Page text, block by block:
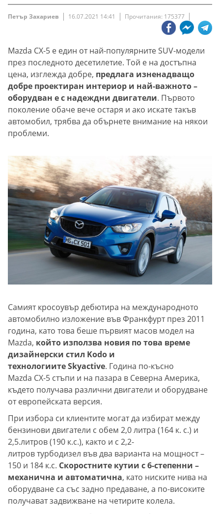
Петър Захариев 16.07.2021 14:41 Прочитания: 175377
Mazda CX-5 е един от най-популярните SUV-модели
през последното десетилетие. Той е на достъпна
цена, изглежда добре, предлага изненадващо
добре проектиран интериор и най-важното –
оборудван е с надеждни двигатели. Първото
поколение обаче вече остаря и ако искате такъв
автомобил, трябва да обърнете внимание на някои
проблеми.
Самият кросоувър дебютира на международното
автомобилно изложение във Франкфурт през 2011
година, като това беше първият масов модел на
Mazda, който използва новия по това време
дизайнерски стил Kodo и
технологиите Skyactive. Година по-късно
Mazda CX-5 стъпи и на пазара в Северна Америка,
където получава различни двигатели и оборудване
от европейската версия.
При избора си клиентите могат да избират между
бензинови двигатели с обем 2,0 литра (164 к. с.) и
2,5.литров (190 к.с.), както и с 2,2-
литров турбодизел във два варианта на мощност –
150 и 184 к.с. Скоростните кутии с 6-степенни –
механична и автоматична, като ниските нива на
оборудване са със задно предаване, а по-високите
получават задвижване на четирите колела.